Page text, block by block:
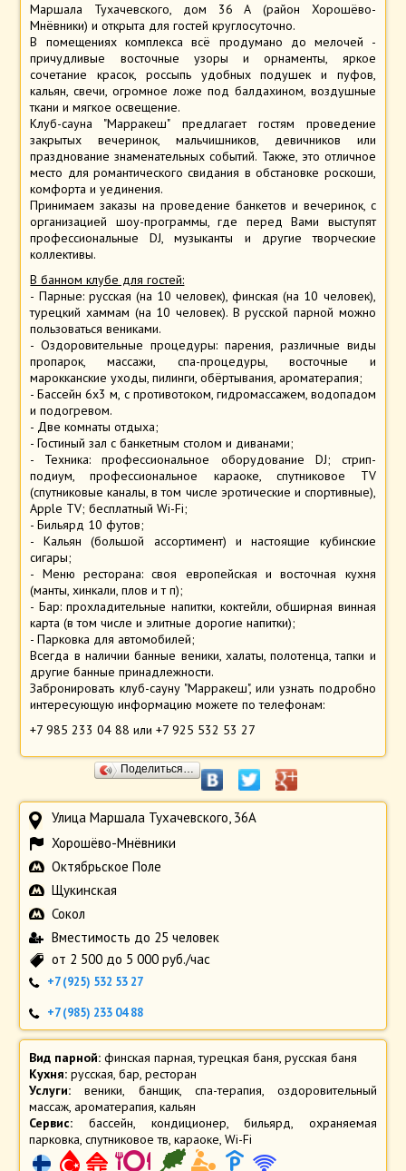
Маршала Тухачевского, дом 36 А (район Хорошёво-
Мнёвники) и открыта для гостей круглосуточно.
В помещениях комплекса всё продумано до мелочей -
причудливые восточные узоры и орнаменты, яркое
сочетание красок, россыпь удобных подушек и пуфов,
кальян, свечи, огромное ложе под балдахином, воздушные
ткани и мягкое освещение.
Клуб-сауна "Марракеш" предлагает гостям проведение
закрытых вечеринок, мальчишников, девичников или
празднование знаменательных событий. Также, это отличное
место для романтического свидания в обстановке роскоши,
комфорта и уединения.
Принимаем заказы на проведение банкетов и вечеринок, с
организацией шоу-программы, где перед Вами выступят
профессиональные DJ, музыканты и другие творческие
коллективы.
В банном клубе для гостей:
- Парные: русская (на 10 человек), финская (на 10 человек),
турецкий хаммам (на 10 человек). В русской парной можно
пользоваться вениками.
- Оздоровительные процедуры: парения, различные виды
пропарок, массажи, спа-процедуры, восточные и
марокканские уходы, пилинги, обёртывания, ароматерапия;
- Бассейн 6х3 м, с противотоком, гидромассажем, водопадом
и подогревом.
- Две комнаты отдыха;
- Гостиный зал с банкетным столом и диванами;
- Техника: профессиональное оборудование DJ; стрип-
подиум, профессиональное караоке, спутниковое TV
(спутниковые каналы, в том числе эротические и спортивные),
Apple TV; бесплатный Wi-Fi;
- Бильярд 10 футов;
- Кальян (большой ассортимент) и настоящие кубинские
сигары;
- Меню ресторана: своя европейская и восточная кухня
(манты, хинкали, плов и т п);
- Бар: прохладительные напитки, коктейли, обширная винная
карта (в том числе и элитные дорогие напитки);
- Парковка для автомобилей;
Всегда в наличии банные веники, халаты, полотенца, тапки и
другие банные принадлежности.
Забронировать клуб-сауну "Марракеш", или узнать подробно
интересующую информацию можете по телефонам:
+7 985 233 04 88 или +7 925 532 53 27
Поделиться…
Улица Маршала Тухачевского, 36А
Хорошёво-Мнёвники
Октябрьское Поле
Щукинская
Сокол
Вместимость до 25 человек
от 2 500 до 5 000 руб./час
+7 (925) 532 53 27
+7 (985) 233 04 88
Вид парной: финская парная,турецкая баня,русская баня
Кухня: русская,бар,ресторан
Услуги:
веники, банщик, спа-терапия, оздоровительный
массаж, ароматерапия,кальян
Сервис:
бассейн, кондиционер,бильярд, охраняемая
парковка,спутниковое тв,караоке,Wi-Fi